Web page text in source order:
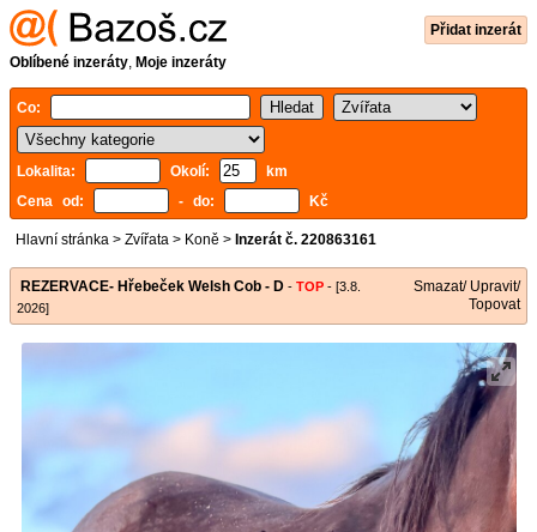
Přidat inzerát
Oblíbené inzeráty, Moje inzeráty
Co:
Lokalita: Okolí:
km
Cena od:
- do: Kč
Hlavní stránka > Zvířata > Koně > Inzerát č. 220863161
REZERVACE- Hřebeček Welsh Cob - D - TOP - [3.8.
2026]
Smazat/ Upravit/
Topovat